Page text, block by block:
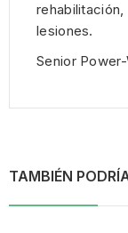
lesiones.
Senior
TAMBIÉN